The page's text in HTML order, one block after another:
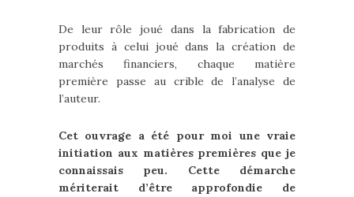
De leur rôle joué dans la fabrication de
produits à celui joué dans la création de
marchés financiers, chaque matière
première passe au crible de l’analyse de
l’auteur.
Cet ouvrage a été pour moi une vraie
initiation aux matières premières que je
connaissais peu. Cette démarche
mériterait d’être approfondie de